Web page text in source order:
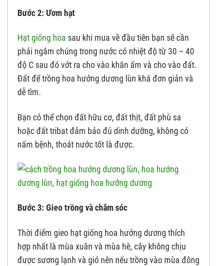
Bước 2: Ươm hạt
Hạt giống hoa sau khi mua về đầu tiên bạn sẽ cần
phải ngâm chúng trong nước có nhiệt độ từ 30 – 40
độ C sau đó vớt ra cho vào khăn ẩm và cho vào đất.
Đất để trồng hoa hướng dương lùn khá đơn giản và
dễ tìm.
Bạn có thể chọn đất hữu cơ, đất thịt, đất phù sa
hoặc đất tribat đảm bảo đủ dinh dưỡng, không có
nấm bệnh, thoát nước tốt là được.
Bước 3: Gieo trồng và chăm sóc
Thời điểm gieo hạt giống hoa hướng dương thích
hợp nhất là mùa xuân và mùa hè, cây không chịu
được sương lạnh và gió nên nếu trồng vào mùa đông